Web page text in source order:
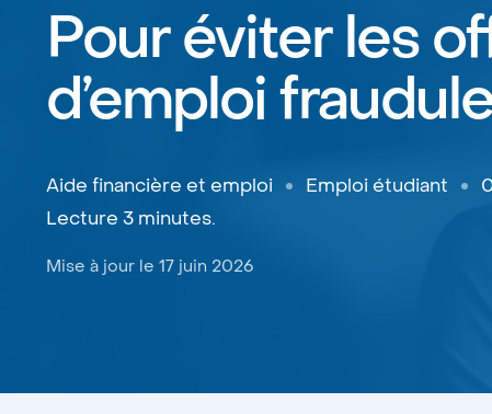
Pour éviter les
d’emploi
Aide financière et emploi Emploi étudiant
Lecture 3 minutes.
Mise à jour le 17 juin 2026